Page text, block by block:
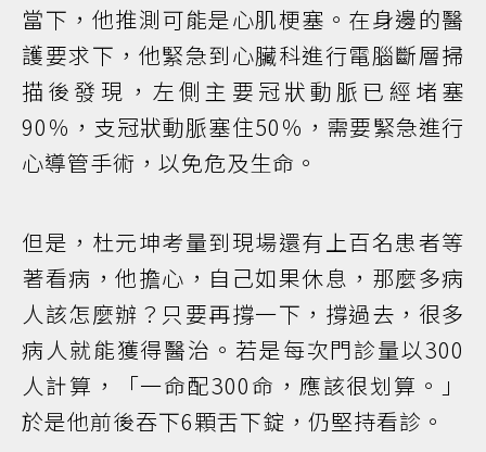
當下，他推測可能是心肌梗塞。在身邊的醫
護要求下，他緊急到心臟科進行電腦斷層掃
描後發現，左側主要冠狀動脈已經堵塞
90％，支冠狀動脈塞住50％，需要緊急進行
心導管手術，以免危及生命。
但是，杜元坤考量到現場還有上百名患者等
著看病，他擔心，自己如果休息，那麼多病
人該怎麼辦？只要再撐一下，撐過去，很多
病人就能獲得醫治。若是每次門診量以300
人計算，「一命配300命，應該很划算。」
於是他前後吞下6顆舌下錠，仍堅持看診。